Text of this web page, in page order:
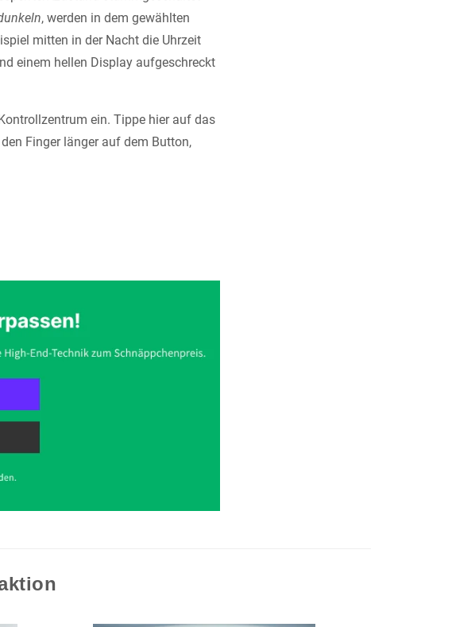
, werden in dem gewählten
mitten in der Nacht die Uhrzeit
einem hellen Display aufgeschreckt
ein. Tippe hier auf das
Finger länger auf dem Button,